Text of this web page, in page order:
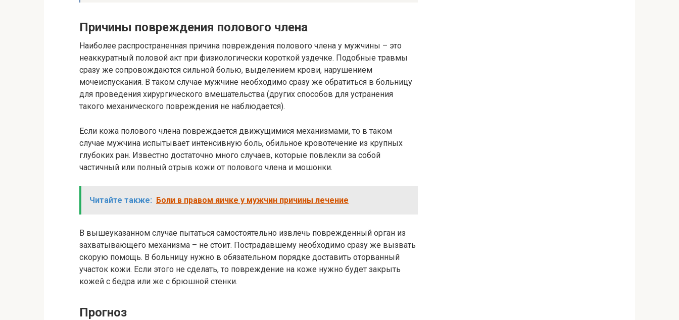
Причины повреждения полового члена
Наиболее распространенная причина повреждения полового члена у мужчины – это
неаккуратный половой акт при физиологически короткой уздечке. Подобные травмы
сразу же сопровождаются сильной болью, выделением крови, нарушением
мочеиспускания. В таком случае мужчине необходимо сразу же обратиться в больницу
для проведения хирургического вмешательства (других способов для устранения
такого механического повреждения не наблюдается).
Если кожа полового члена повреждается движущимися механизмами, то в таком
случае мужчина испытывает интенсивную боль, обильное кровотечение из крупных
глубоких ран. Известно достаточно много случаев, которые повлекли за собой
частичный или полный отрыв кожи от полового члена и мошонки.
Читайте также: Боли в правом яичке у мужчин причины лечение
В вышеуказанном случае пытаться самостоятельно извлечь поврежденный орган из
захватывающего механизма – не стоит. Пострадавшему необходимо сразу же вызвать
скорую помощь. В больницу нужно в обязательном порядке доставить оторванный
участок кожи. Если этого не сделать, то повреждение на коже нужно будет закрыть
кожей с бедра или же с брюшной стенки.
Прогноз